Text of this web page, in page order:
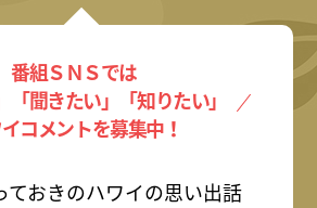
番組ＳＮＳでは
「聞きたい」「知りたい」
コメントを募集中！
ておきのハワイの思い出話